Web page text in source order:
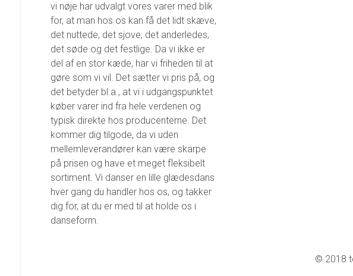
vi nøje har udvalgt vores varer med blik
for, at man hos os kan få det lidt skæve,
det nuttede, det sjove, det anderledes,
det søde og det festlige. Da vi ikke er
del af en stor kæde, har vi friheden til at
gøre som vi vil. Det sætter vi pris på, og
det betyder bl.a., at vi i udgangspunktet
køber varer ind fra hele verdenen og
typisk direkte hos producenterne. Det
kommer dig tilgode, da vi uden
mellemleverandører kan være skarpe
på prisen og have et meget fleksibelt
sortiment. Vi danser en lille glædesdans
hver gang du handler hos os, og takker
dig for, at du er med til at holde os i
danseform.
© 2018